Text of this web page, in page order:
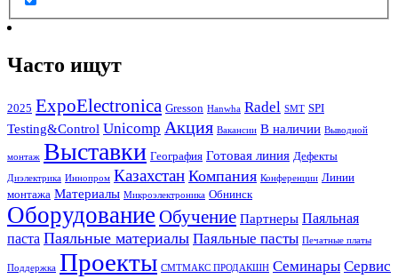
Часто ищут
2025 ExpoElectronica Gresson Hanwha Radel SMT SPI
Testing&Control Unicomp Акция Вакансии В наличии Выводной
монтаж Выставки География Готовая линия Дефекты
Диэлектрика Иннопром Казахстан Компания Конференции Линии
монтажа Материалы Микроэлектроника Обнинск
Оборудование Обучение Партнеры Паяльная
паста Паяльные материалы Паяльные пасты Печатные платы
Поддержка Проекты СМТМАКС ПРОДАКШН Семинары Сервис